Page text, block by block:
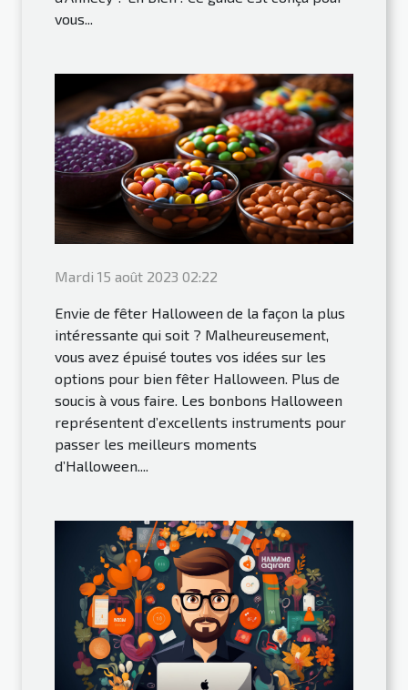
vous...
Mardi 15 août 2023 02:22
Envie de fêter Halloween de la façon la plus
intéressante qui soit ? Malheureusement,
vous avez épuisé toutes vos idées sur les
options pour bien fêter Halloween. Plus de
soucis à vous faire. Les bonbons Halloween
représentent d’excellents instruments pour
passer les meilleurs moments
d’Halloween....